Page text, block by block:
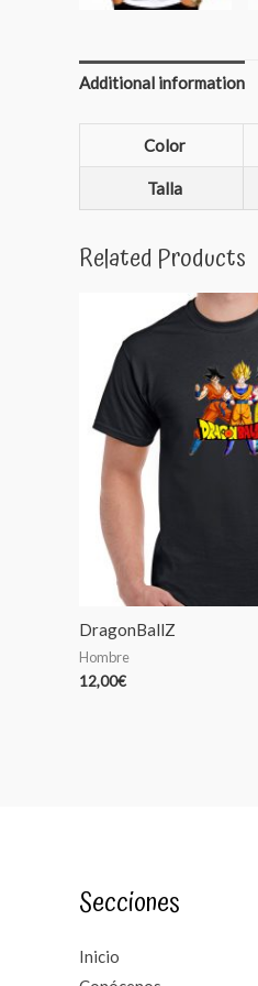
Additional information
Color
Talla
Related Products
DragonBallZ
Hombre
12,00€
Secciones
Inicio